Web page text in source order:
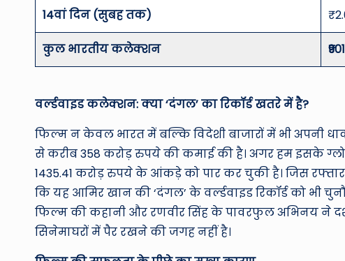
14वां दिन (सुबह तक)
कुल भारतीय कलेक्शन
वर्ल्डवाइड कलेक्शन: क्या ‘दंगल’ का रिकॉर्ड खतरे में है?
फिल्म न केवल भारत में बल्कि विदेशी बाजारों में भी अपनी
से करीब 358 करोड़ रुपये की कमाई की है। अगर हम इसके
1435.41 करोड़ रुपये के आंकड़े को पार कर चुकी है। जिस
कि यह आमिर खान की ‘दंगल’ के वर्ल्डवाइड रिकॉर्ड को भी
फिल्म की कहानी और रणवीर सिंह के पावरफुल अभिनय ने
सिनेमाघरों में पैर रखने की जगह नहीं है।